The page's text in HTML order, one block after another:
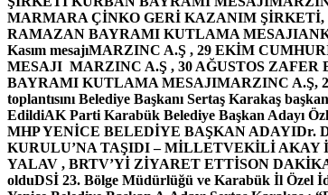
MARMARA ÇİNKO GERİ KAZANIM
RAMAZAN BAYRAMI KUTLAMA MESAJI
Kasım mesajıMARZINC A.Ş , 29 EKİM
MESAJI MARZINC A.Ş , 30 AĞUSTOS
BAYRAMI KUTLAMA MESAJIMARZINC A.Ş,
toplantısını Belediye Başkanı Sertaş Karakaş
EdildiAK Parti Karabük Belediye Başkan Adayı
MHP YENİCE BELEDİYE BAŞKAN ADAYIDr.
KURULU’NA TAŞIDI – MİLLETVEKİLİ AKAY
YALAV , BRTV’Yİ ZİYARET ETTİSON
olduDSİ 23. Bölge Müdürlüğü ve Karabük İl Özel